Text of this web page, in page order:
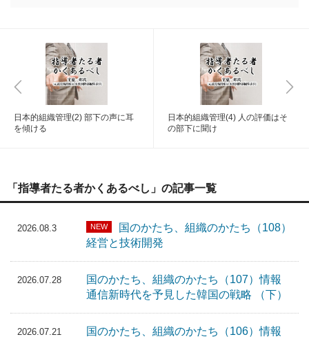
日本的組織管理(2) 部下の声に耳
を傾ける
日本的組織管理(4) 人の評価はそ
の部下に聞け
「指導者たる者かくあるべし」の記事一覧
2026.08.3 NEW
国のかたち、組織のかたち（108）
経営と技術開発
2026.07.28
国のかたち、組織のかたち（107）情報
通信新時代を予見した韓国の戦略 （下）
2026.07.21
国のかたち、組織のかたち（106）情報